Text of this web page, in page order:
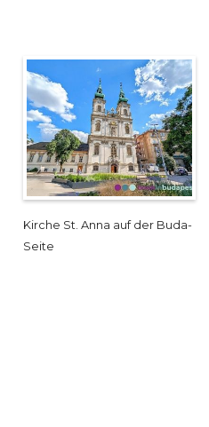
Kirche St. Anna auf der Buda-
Seite